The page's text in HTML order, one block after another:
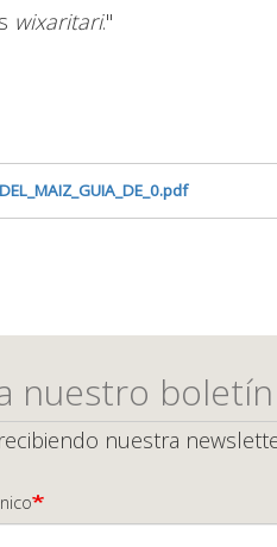
wixaritari."
nuestro boletín
nuestra